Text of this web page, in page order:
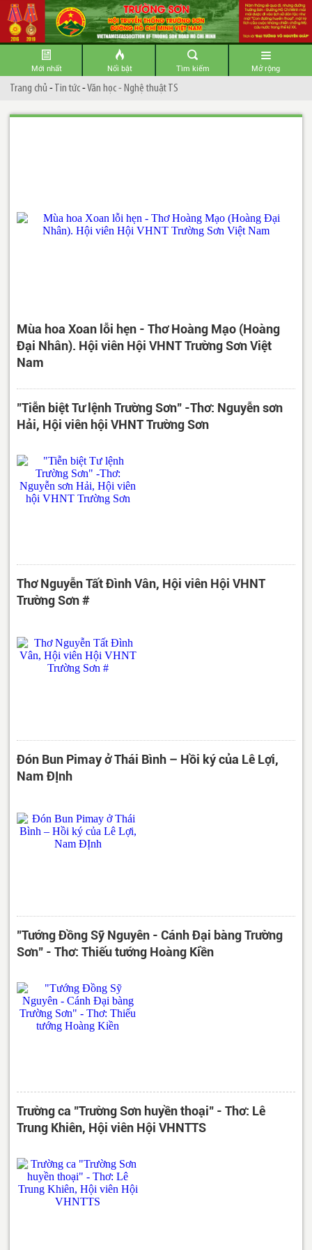
Mới nhất Nổi bật Tìm kiếm Mở rộng
Trang chủ -Tin tức-Văn học - Nghệ thuật TS
Mùa hoa Xoan lỗi hẹn - Thơ Hoàng Mạo (Hoàng
Đại Nhân). Hội viên Hội VHNT Trường Sơn Việt
Nam
"Tiễn biệt Tư lệnh Trường Sơn" -Thơ: Nguyễn sơn
Hải, Hội viên hội VHNT Trường Sơn
Thơ Nguyễn Tất Đình Vân, Hội viên Hội VHNT
Trường Sơn #
Đón Bun Pimay ở Thái Bình – Hồi ký của Lê Lợi,
Nam ĐỊnh
"Tướng Đồng Sỹ Nguyên - Cánh Đại bàng Trường
Sơn" - Thơ: Thiếu tướng Hoàng Kiền
Trường ca "Trường Sơn huyền thoại" - Thơ: Lê
Trung Khiên, Hội viên Hội VHNTTS